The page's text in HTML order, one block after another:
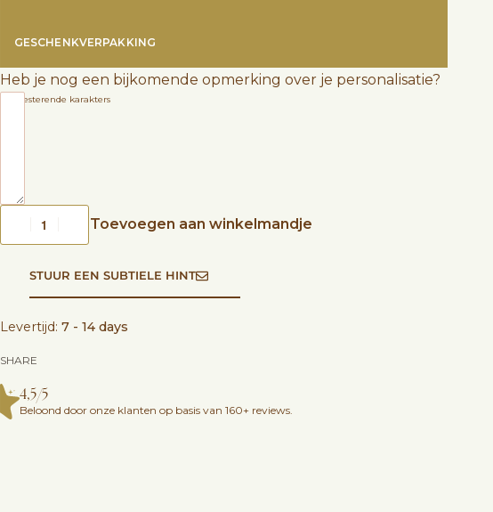
GESCHENKVERPAKKING
Heb je nog een bijkomende opmerking over je personalisatie?
resterende karakters
Toevoegen aan winkelmandje
STUUR EEN SUBTIELE HINT
Levertijd: 7 - 14 days
SHARE
4,5/5
Beloond door onze klanten op basis van 160+ reviews.